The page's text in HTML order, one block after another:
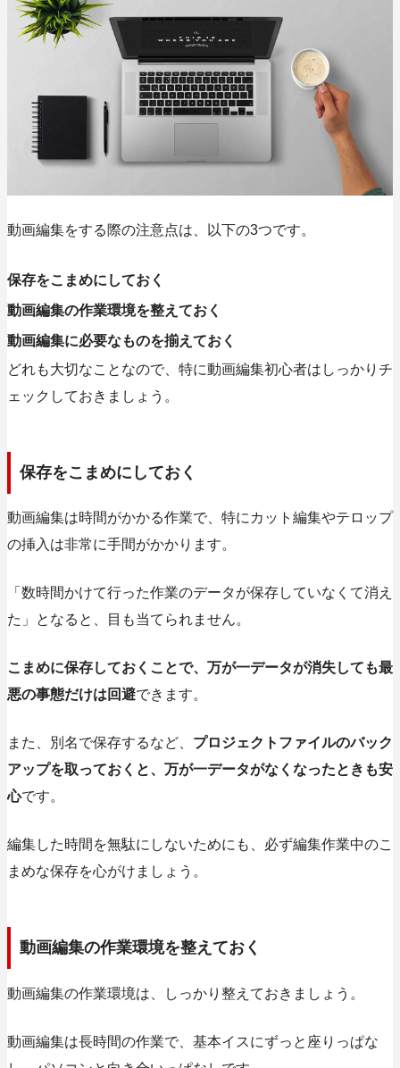
動画編集をする際の注意点は、以下の3つです。
保存をこまめにしておく
動画編集の作業環境を整えておく
動画編集に必要なものを揃えておく
どれも大切なことなので、特に動画編集初心者はしっかりチ
ェックしておきましょう。
保存をこまめにしておく
動画編集は時間がかかる作業で、特にカット編集やテロップ
の挿入は非常に手間がかかります。
「数時間かけて行った作業のデータが保存していなくて消え
た」となると、目も当てられません。
こまめに保存しておくことで、万が一データが消失しても最
悪の事態だけは回避できます。
また、別名で保存するなど、 プロジェクトファイルのバック
アップを取っておくと、万が一データがなくなったときも安
心です。
編集した時間を無駄にしないためにも、必ず編集作業中のこ
まめな保存を心がけましょう。
動画編集の作業環境を整えておく
動画編集の作業環境は、しっかり整えておきましょう。
動画編集は長時間の作業で、基本イスにずっと座りっぱな